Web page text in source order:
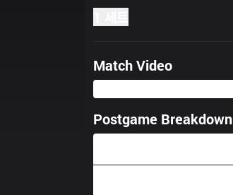
Match Video
Postgame Breakdown